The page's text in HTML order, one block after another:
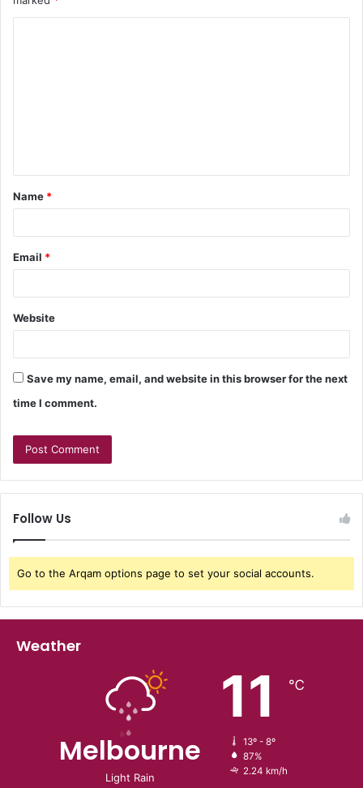
Name *
Email *
Website
Save my name, email, and website in this browser for the next
time I comment.
Follow Us
Go to the Arqam options page to set your social accounts.
Weather
Melbourne
Light Rain
11 ℃
13º - 8º
87%
2.24 km/h